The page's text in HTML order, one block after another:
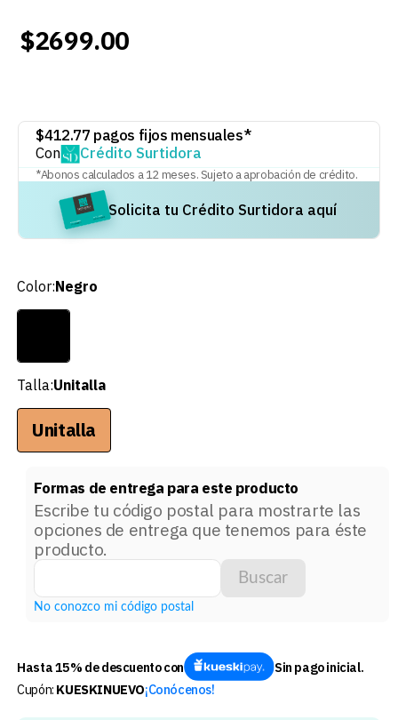
$2699.00
$412.77 pagos fijos mensuales*
Con
Crédito Surtidora
*Abonos calculados a12meses. Sujeto a aprobación de crédito.
Solicita tu Crédito Surtidora aquí
Color:Negro
Talla:Unitalla
Unitalla
Formas de entrega para este producto
Escribe tu código postal para mostrarte las
opciones de entrega que tenemos para éste
producto.
Buscar
No conozco mi código postal
Hasta 15% de descuento con
Sin pago inicial.
Cupón: KUESKINUEVO¡Conócenos!